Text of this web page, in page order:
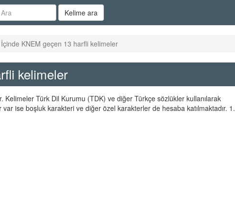
Kelime ara
İçinde KNEM geçen 13 harfli kelimeler
kelimeler
Kelimeler Türk Dil Kurumu (TDK) ve diğer Türkçe sözlükler kullanılarak
var ise boşluk karakteri ve diğer özel karakterler de hesaba katılmaktadır. 1.